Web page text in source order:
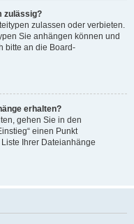
zulässig?
zulassen oder verbieten.
Sie anhängen können und
bitte an die Board-
erhalten?
gehen Sie in den
einen Punkt
Ihrer Dateianhänge